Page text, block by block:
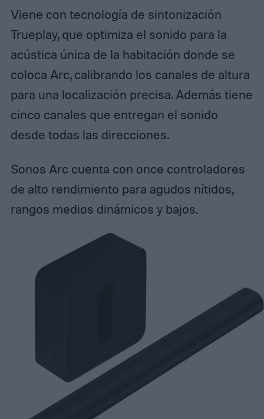
Viene con tecnología de sintonización
Trueplay, que optimiza el sonido para la
acústica única de la habitación donde se
coloca Arc, calibrando los canales de altura
para una localización precisa. Además tiene
cinco canales que entregan el sonido
desde todas las direcciones.
Sonos Arc cuenta con once controladores
de alto rendimiento para agudos nítidos,
rangos medios dinámicos y bajos.